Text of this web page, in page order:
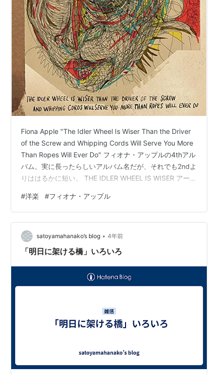
Fiona Apple "The Idler Wheel Is Wiser Than the Driver
of the Screw and Whipping Cords Will Serve You More
Than Ropes Will Ever Do" フィオナ・アップルの4thアル
バム。実に長ったらしいアルバム名だが、それでも2ndよ
りははるかに短い。 THE IDLER WHEEL IS WISER アーテ
インメント Amazon 2012年作。久々のアルバムだった。
前作から実に七年も経っていた。 正直、このアルバム
に…
#洋楽 #フィオナ・アップル
satoyamahanako’s blog • 4年前
「明日に架ける橋」いろいろ